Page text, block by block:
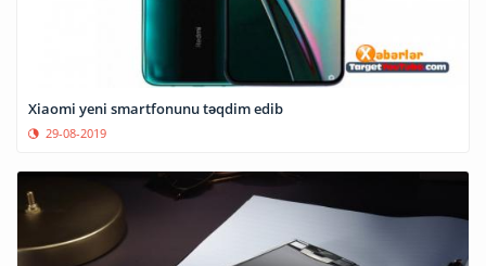
Xiaomi yeni smartfonunu təqdim edib
29-08-2019